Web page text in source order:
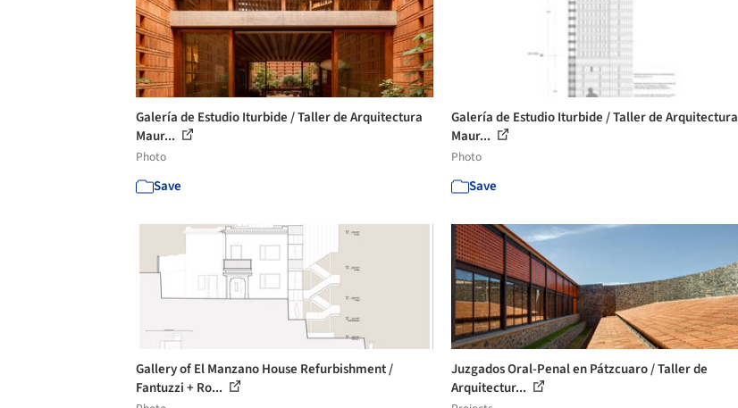
Galería de Estudio Iturbide / Taller de Arquitectura
Maur...
Photo
Save
Galería de Estudio Iturbide / Taller de Arquitectura
Maur...
Photo
Save
Gallery of El Manzano House Refurbishment /
Fantuzzi + Ro...
Juzgados Oral-Penal en Pátzcuaro / Taller de
Arquitectur...